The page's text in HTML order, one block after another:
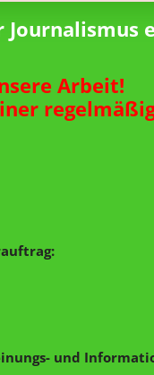
Journalismus
Arbeit!
und